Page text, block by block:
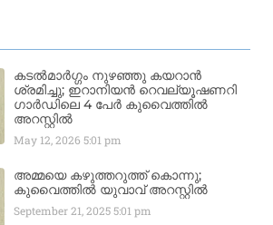
കടൽമാർഗ്ഗം നുഴഞ്ഞു കയറാൻ
ശ്രമിച്ചു; ഇറാനിയൻ റെവല്യൂഷണറി
ഗാർഡിലെ 4 പേർ കുവൈത്തിൽ
അറസ്റ്റിൽ
May 12, 20265:01 pm
അമ്മയെ കഴുത്തറുത്ത് കൊന്നു;
കുവൈത്തിൽ യുവാവ് അറസ്റ്റിൽ
September 21, 20255:01 pm